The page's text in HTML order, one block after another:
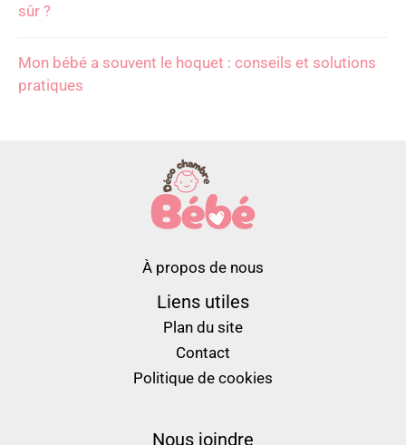
sûr ?
Mon bébé a souvent le hoquet : conseils et solutions
pratiques
À propos de nous
Liens utiles
Plan du site
Contact
Politique de cookies
Nous joindre